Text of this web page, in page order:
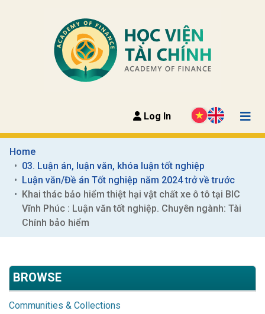
Log In
Home
03. Luận án, luận văn, khóa luận tốt nghiệp
Luận văn/Đề án Tốt nghiệp năm 2024 trở về trước
Khai thác bảo hiểm thiệt hại vật chất xe ô tô tại BIC
Vĩnh Phúc : Luận văn tốt nghiệp. Chuyên ngành: Tài
Chính bảo hiểm
BROWSE
Communities & Collections